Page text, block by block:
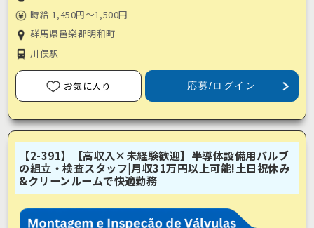
時給 1,450円～1,500円
群馬県邑楽郡明和町
川俣駅
お気に入り 応募/ログイン
【2-391】【高収入×未経験歓迎】半導体設備用バルブ
の組立・検査スタッフ|月収31万円以上可能!土日祝休み
&クリーンルームで快適勤務